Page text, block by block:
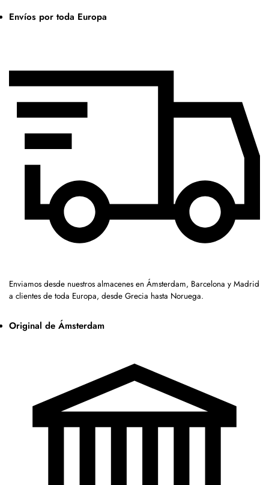
Envíos por toda Europa
Enviamos desde nuestros almacenes en Ámsterdam, Barcelona y Madrid
a clientes de toda Europa, desde Grecia hasta Noruega.
Original de Ámsterdam